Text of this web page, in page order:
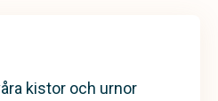
kistor och urnor